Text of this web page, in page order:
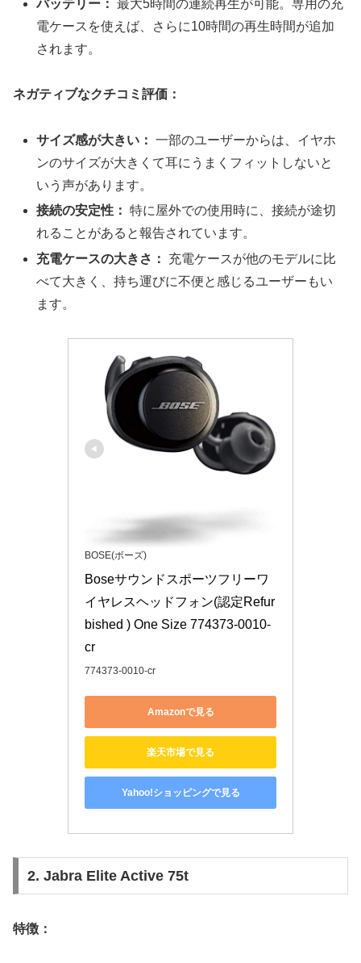
バッテリー： 最大5時間の連続再生が可能。専用の充
電ケースを使えば、さらに10時間の再生時間が追加
されます。
ネガティブなクチコミ評価：
サイズ感が大きい： 一部のユーザーからは、イヤホ
ンのサイズが大きくて耳にうまくフィットしないと
いう声があります。
接続の安定性： 特に屋外での使用時に、接続が途切
れることがあると報告されています。
充電ケースの大きさ：
充電ケースが他のモデルに比
べて大きく、持ち運びに不便と感じるユーザーもい
ます。
BOSE(ボーズ)
Boseサウンドスポーツフリーワ
イヤレスヘッドフォン(認定Refur
bished ) One Size 774373-0010-
cr
774373-0010-cr
Amazonで見る
楽天市場で見る
Yahoo!ショッピングで見る
2. Jabra Elite Active 75t
特徴：